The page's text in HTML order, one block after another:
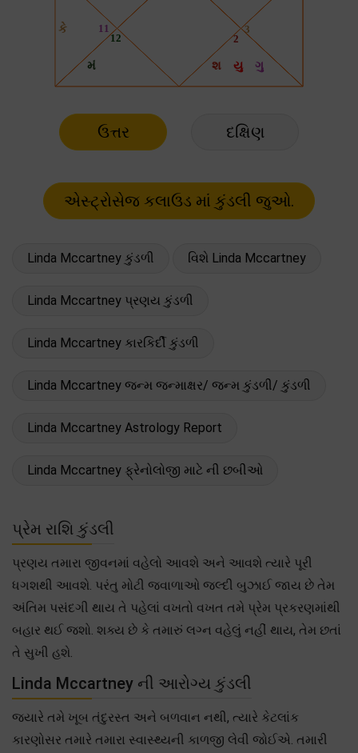
ઉત્તર દક્ષિણ
Linda Mccartney કુંડળી વિશે Linda Mccartney
Linda Mccartney પ્રણય કુંડળી
Linda Mccartney કારકિર્દી કુંડળી
Linda Mccartney જન્મ જન્માક્ષર/ જન્મ કુંડળી/ કુંડળી
Linda Mccartney Astrology Report
Linda Mccartney ફ્રેનોલોજી માટે ની છબીઓ
પ્રેમ રાશિ કુંડલી
પ્રણય તમારા જીવનમાં વહેલો આવશે અને આવશે ત્યારે પૂરી
ધગશથી આવશે. પરંતુ મોટી જ્વાળાઓ જલ્દી બુઝાઈ જાય છે તેમ
અંતિમ પસંદગી થાય તે પહેલાં વખતો વખત તમે પ્રેમ પ્રકરણમાંથી
બહાર થઈ જશો. શક્ય છે કે તમારું લગ્ન વહેલું નહીં થાય, તેમ છતાં
તે સુખી હશે.
Linda Mccartney ની આરોગ્ય કુંડલી
જ્યારે તમે ખૂબ તંદુરસ્ત અને બળવાન નથી, ત્યારે કેટલાંક
કારણોસર તમારે તમારા સ્વાસ્થ્યની કાળજી લેવી જોઈએ. તમારી